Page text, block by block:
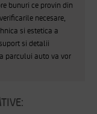
bunuri ce provin din
necesare,
si estetica a
si detalii
parcului auto va vor